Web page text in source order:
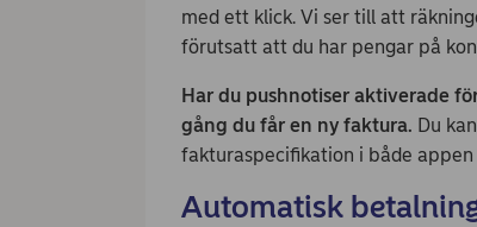
med ett klick. Vi ser till att
förutsatt att du har pengar på
Har du pushnotiser aktiverade
gång du får en ny faktura. Du
fakturaspecifikation i både appen
Automatisk